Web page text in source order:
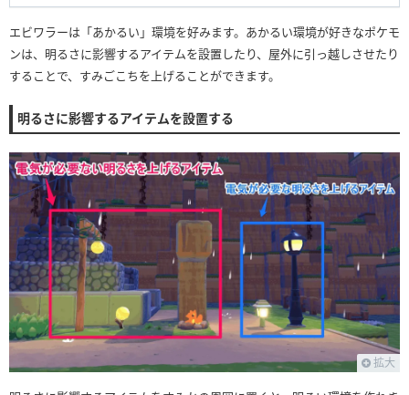
エビワラーは「あかるい」環境を好みます。あかるい環境が好きなポケモ
ンは、明るさに影響するアイテムを設置したり、屋外に引っ越しさせたり
することで、すみごこちを上げることができます。
明るさに影響するアイテムを設置する
拡大